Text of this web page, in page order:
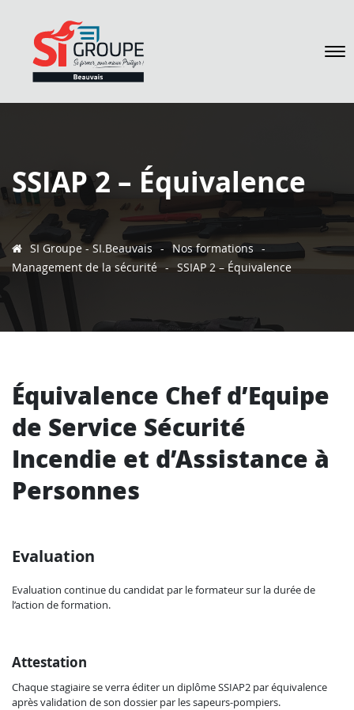
SSIAP 2 – Équivalence
SI Groupe - SI.Beauvais - Nos formations -
Management de la sécurité - SSIAP 2 – Équivalence
Équivalence Chef d’Equipe
de Service Sécurité
Incendie et d’Assistance à
Personnes
Evaluation
Evaluation continue du candidat par le formateur sur la durée de
l’action de formation.
Attestation
Chaque stagiaire se verra éditer un diplôme SSIAP2 par équivalence
après validation de son dossier par les sapeurs-pompiers.